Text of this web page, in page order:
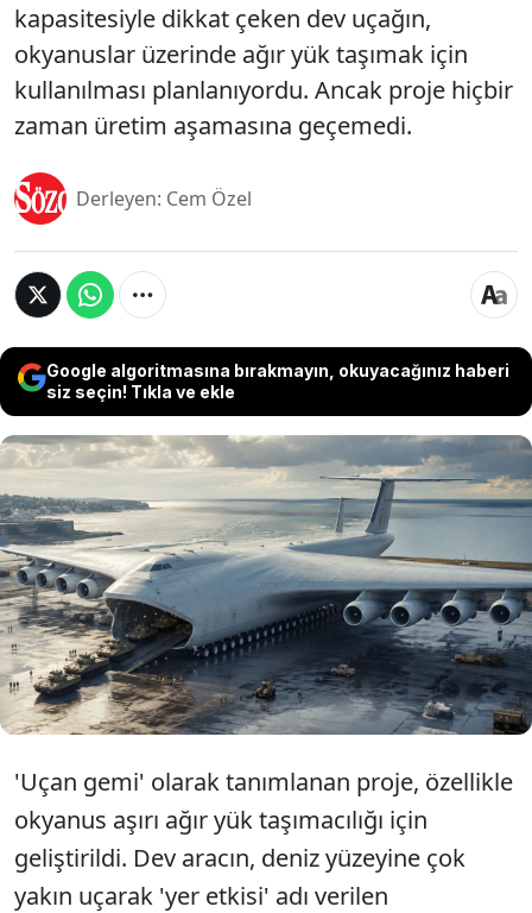
kapasitesiyle dikkat çeken dev uçağın,
okyanuslar üzerinde ağır yük taşımak için
kullanılması planlanıyordu. Ancak proje hiçbir
zaman üretim aşamasına geçemedi.
Derleyen: Cem Özel
Google algoritmasına bırakmayın, okuyacağınız haberi
siz seçin! Tıkla ve ekle
Boeing tarafından geliştirilen 'Pelican ULTRA'
projesi, havacılık tarihinin en sıra dışı uçak
tasarımlarından biri olarak gösteriliyor. 152
metrelik kanat açıklığı, 76 tekerlekli iniş sistemi ve
yaklaşık 1.270 ton taşıma kapasitesiyle dikkat
çeken dev uçağın, okyanuslar üzerinde ağır yük
taşımak için kullanılması planlanıyordu. Ancak
proje hiçbir zaman üretim aşamasına geçemedi.
'Uçan gemi' olarak tanımlanan proje, özellikle
okyanus aşırı ağır yük taşımacılığı için
geliştirildi. Dev aracın, deniz yüzeyine çok
yakın uçarak 'yer etkisi' adı verilen